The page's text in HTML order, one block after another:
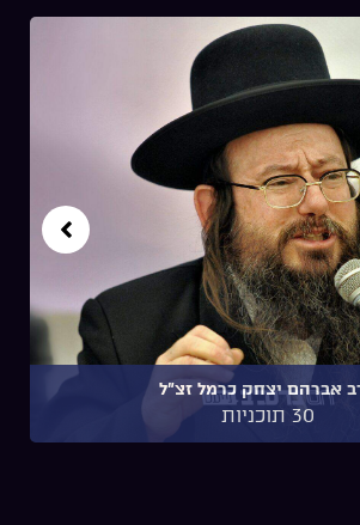
אברהם יצחק כרמל זצ"ל
30 תוכניות